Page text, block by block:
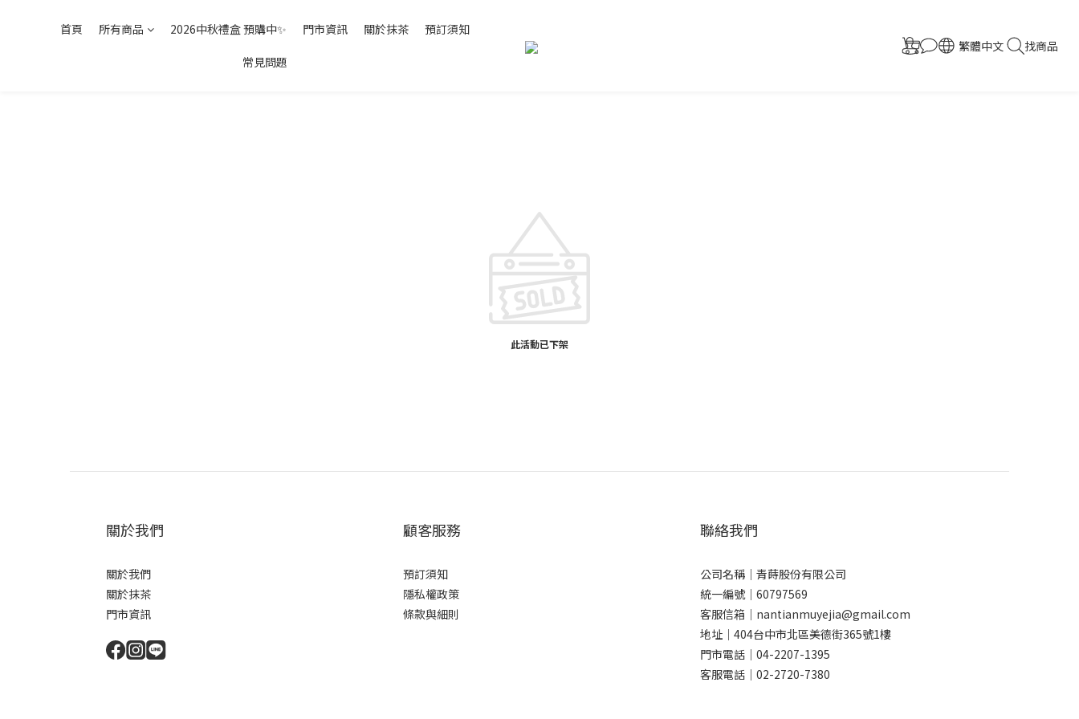
首頁 所有商品 2026中秋禮盒 預購中✨ 門市資訊 關於抹茶 預訂須知
常見問題
繁體中文 找商品
此活動已下架
關於我們
關於我們
關於抹茶
門市資訊
顧客服務
預訂須知
隱私權政策
條款與細則
聯絡我們
公司名稱｜青蒔股份有限公司
統一編號｜60797569
客服信箱｜nantianmuyejia@gmail.com
地址｜404台中市北區美德街365號1樓
門市電話｜04-2207-1395
客服電話｜02-2720-7380